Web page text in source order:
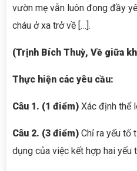
vườn mẹ vẫn luôn đong đầy
cháu ở xa trở về […].
(Trịnh Bích Thuỳ, Về giữa
Thực hiện các yêu cầu:
Câu 1. (1 điểm) Xác định thể
Câu 2. (3 điểm) Chỉ ra yếu tố
dụng của việc kết hợp hai yếu